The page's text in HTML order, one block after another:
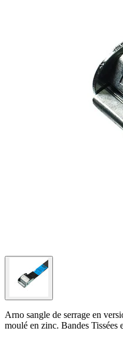
Arno sangle de serrage en
moulé en zinc. Bandes Tissées